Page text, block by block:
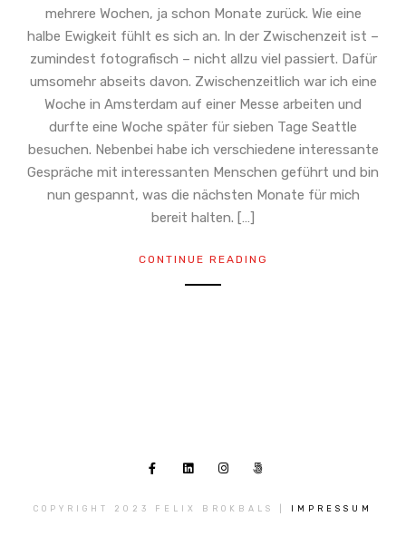
mehrere Wochen, ja schon Monate zurück. Wie eine
halbe Ewigkeit fühlt es sich an. In der Zwischenzeit ist –
zumindest fotografisch – nicht allzu viel passiert. Dafür
umsomehr abseits davon. Zwischenzeitlich war ich eine
Woche in Amsterdam auf einer Messe arbeiten und
durfte eine Woche später für sieben Tage Seattle
besuchen. Nebenbei habe ich verschiedene interessante
Gespräche mit interessanten Menschen geführt und bin
nun gespannt, was die nächsten Monate für mich
bereit halten. […]
CONTINUE READING
COPYRIGHT 2023 FELIX BROKBALS | IMPRESSUM